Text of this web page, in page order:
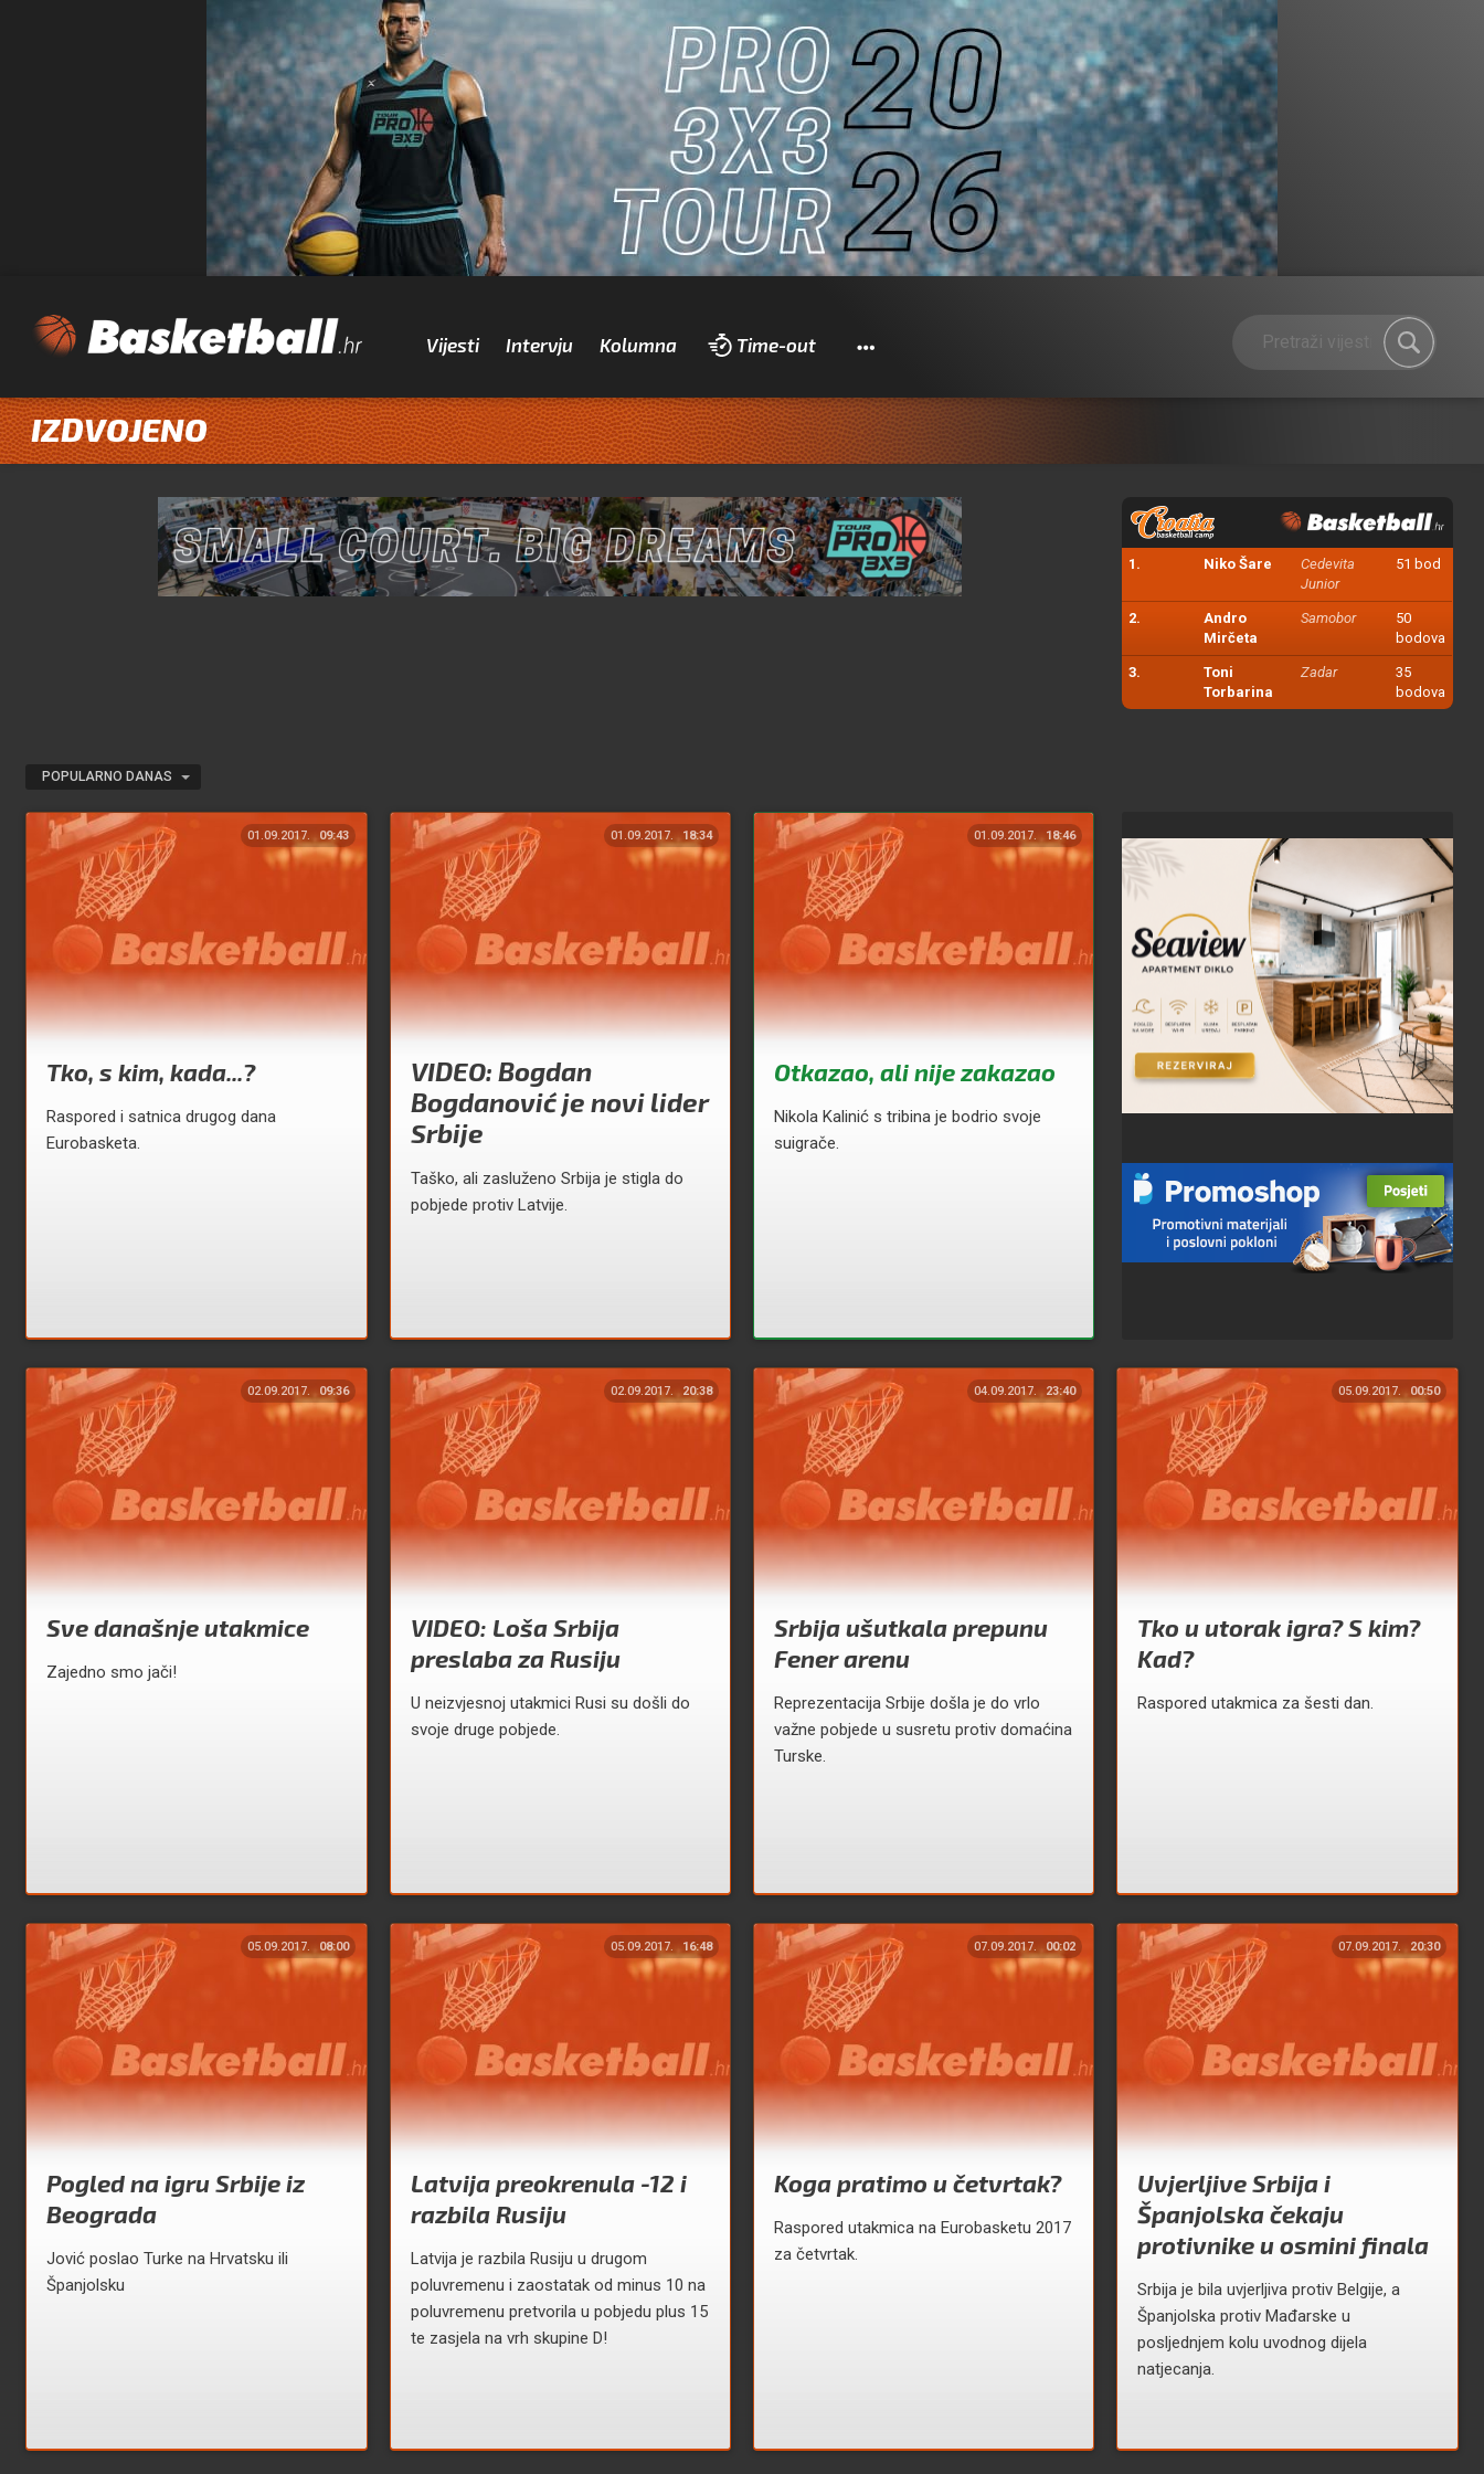
Vijesti Intervju Kolumna Time-out Pretraži
IZDVOJENO
1. Niko Šare
Cedevita
Junior
51 bod
2.
Andro
Mirčeta
Samobor
50
bodova
3.
Toni
Torbarina
Zadar
35
bodova
POPULARNO DANAS
01.09.2017. 09:43
Tko, s kim, kada...?
Raspored i satnica drugog dana
Eurobasketa.
01.09.2017. 18:34
VIDEO: Bogdan
Bogdanović je novi lider
Srbije
Taško, ali zasluženo Srbija je stigla do
pobjede protiv Latvije.
01.09.2017. 18:46
Otkazao, ali nije zakazao
Nikola Kalinić s tribina je bodrio svoje
suigrače.
02.09.2017. 09:36
Sve današnje utakmice
Zajedno smo jači!
02.09.2017. 20:38
VIDEO: Loša Srbija
preslaba za Rusiju
U neizvjesnoj utakmici Rusi su došli do
svoje druge pobjede.
04.09.2017. 23:40
Srbija ušutkala prepunu
Fener arenu
Reprezentacija Srbije došla je do vrlo
važne pobjede u susretu protiv domaćina
Turske.
05.09.2017. 00:50
Tko u utorak igra? S kim?
Kad?
Raspored utakmica za šesti dan.
05.09.2017. 08:00
Pogled na igru Srbije iz
Beograda
Jović poslao Turke na Hrvatsku ili
Španjolsku
05.09.2017. 16:48
Latvija preokrenula -12 i
razbila Rusiju
Latvija je razbila Rusiju u drugom
poluvremenu i zaostatak od minus 10 na
poluvremenu pretvorila u pobjedu plus 15
te zasjela na vrh skupine D!
07.09.2017. 00:02
Koga pratimo u četvrtak?
Raspored utakmica na Eurobasketu 2017
za četvrtak.
07.09.2017. 20:30
Uvjerljive Srbija i
Španjolska čekaju
protivnike u osmini finala
Srbija je bila uvjerljiva protiv Belgije, a
Španjolska protiv Mađarske u
posljednjem kolu uvodnog dijela
natjecanja.